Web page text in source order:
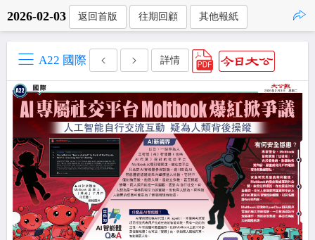
2026-02-03 返回首版 往期回顧 其他報紙
A22 國際 詳情